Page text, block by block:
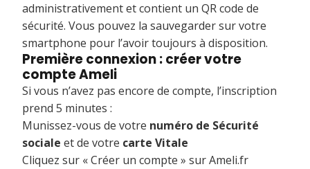
administrativement et contient un QR code de
sécurité. Vous pouvez la sauvegarder sur votre
smartphone pour l’avoir toujours à disposition.
Première connexion : créer votre
compte Ameli
Si vous n’avez pas encore de compte, l’inscription
prend 5 minutes :
Munissez-vous de votre numéro de Sécurité
sociale et de votre carte Vitale
Cliquez sur « Créer un compte » sur Ameli.fr